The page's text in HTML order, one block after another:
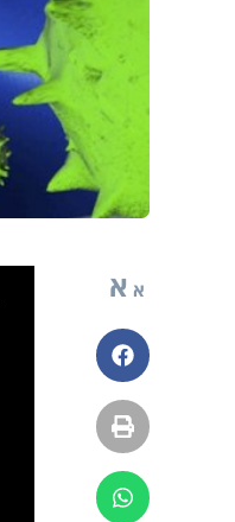
א א
פייסבוק
הדפסה
ווטסאפ